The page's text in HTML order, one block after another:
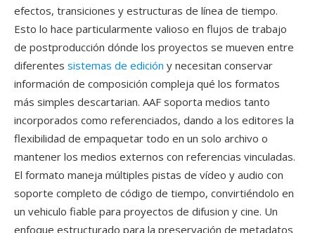
efectos, transiciones y estructuras de línea de tiempo.
Esto lo hace particularmente valioso en flujos de trabajo
de postproducción dónde los proyectos se mueven entre
diferentes sistemas de edición y necesitan conservar
información de composición compleja qué los formatos
más simples descartarian. AAF soporta medios tanto
incorporados como referenciados, dando a los editores la
flexibilidad de empaquetar todo en un solo archivo o
mantener los medios externos con referencias vinculadas.
El formato maneja múltiples pistas de vídeo y audio con
soporte completo de código de tiempo, convirtiéndolo en
un vehiculo fiable para proyectos de difusion y cine. Un
enfoque estructurado para la preservación de metadatos